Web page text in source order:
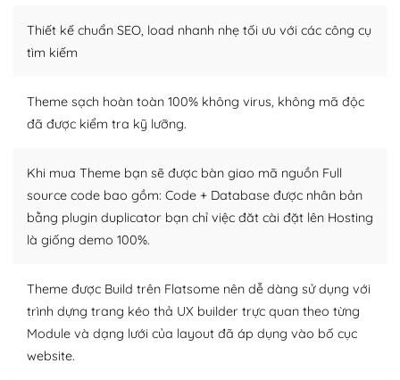
WordPress là nơi lưu trữ cho một diễn đàn cộng đồng
người cuồng tín WordPress.
Nếu bạn gặp khó khăn, bạn có thể lên mạng và tìm
lời, giải đáp vấn đề của bạn.
Cộng đồng sử dụng WordPress sẵn sàng hỗ trợ bạn
– Đa dạng plugin và themes
Plugin mở rộng là thành phần cài đặt thêm vào
WordPress để tăng thêm các tính năng cần thiết. Có
nhiều plugin trả phí hoặc miễn phí.
Nhờ lượng người dùng đông đảo, thư viện themes và
Thiết kế chuẩn SEO, load nhanh nhẹ tối ưu với các công cụ
tìm kiếm
Theme sạch hoàn toàn 100% không virus, không mã độc
đã được kiểm tra kỹ lưỡng.
Khi mua Theme bạn sẽ được bàn giao mã nguồn Full
source code bao gồm: Code + Database được nhân bản
bằng plugin duplicator bạn chỉ việc đăt cài đặt lên Hosting
là giống demo 100%.
Theme được Build trên Flatsome nên dễ dàng sử dụng với
trình dựng trang kéo thả UX builder trực quan theo từng
Module và dạng lưới của layout đã áp dụng vào bố cục
website.